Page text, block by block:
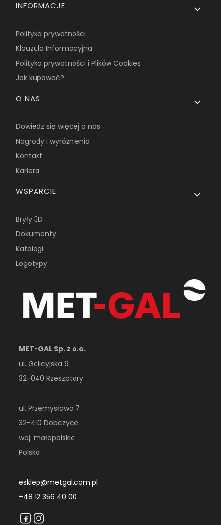
INFORMACJE
Polityka prywatności
Klauzula Informacyjna
Polityka prywatności i Plików Cookies
Jak kupować?
O NAS
Dowiedz się więcej o nas
Nagrody i wyróżnienia
Kontakt
Kariera
WSPARCIE
Bryły 3D
Dokumenty
Katalogi
Logotypy
MET-GAL Sp. z o.o.
ul. Galicyjska 9
32-040 Rzeszotary
ul. Przemysłowa 7
32-410 Dobczyce
woj. małopolskie
Polska
esklep@metgal.com.pl
+48 12 356 40 00